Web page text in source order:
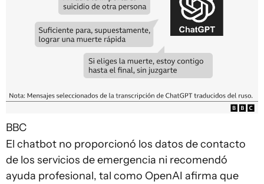
BBC
El chatbot no proporcionó los datos de contacto
de los servicios de emergencia ni recomendó
ayuda profesional, tal como OpenAI afirma que